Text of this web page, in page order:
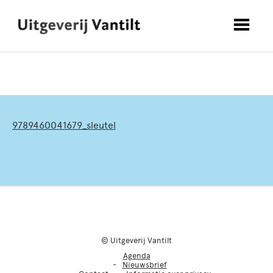
9789460041679_sleutel
© Uitgeverij Vantilt
Agenda
Nieuwsbrief